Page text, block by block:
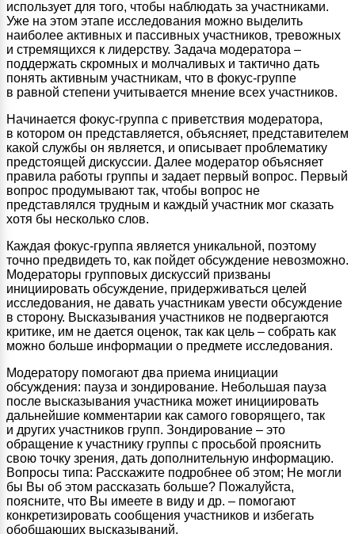
использует для того, чтобы наблюдать за участниками.
Уже на этом этапе исследования можно выделить
наиболее активных и пассивных участников, тревожных
и стремящихся к лидерству. Задача модератора –
поддержать скромных и молчаливых и тактично дать
понять активным участникам, что в фокус-группе
в равной степени учитывается мнение всех участников.
Начинается фокус-группа с приветствия модератора,
в котором он представляется, объясняет, представителем
какой службы он является, и описывает проблематику
предстоящей дискуссии. Далее модератор объясняет
правила работы группы и задает первый вопрос. Первый
вопрос продумывают так, чтобы вопрос не
представлялся трудным и каждый участник мог сказать
хотя бы несколько слов.
Каждая фокус-группа является уникальной, поэтому
точно предвидеть то, как пойдет обсуждение невозможно.
Модераторы групповых дискуссий призваны
инициировать обсуждение, придерживаться целей
исследования, не давать участникам увести обсуждение
в сторону. Высказывания участников не подвергаются
критике, им не дается оценок, так как цель – собрать как
можно больше информации о предмете исследования.
Модератору помогают два приема инициации
обсуждения: пауза и зондирование. Небольшая пауза
после высказывания участника может инициировать
дальнейшие комментарии как самого говорящего, так
и других участников групп. Зондирование – это
обращение к участнику группы с просьбой прояснить
свою точку зрения, дать дополнительную информацию.
Вопросы типа: Расскажите подробнее об этом; Не могли
бы Вы об этом рассказать больше? Пожалуйста,
поясните, что Вы имеете в виду и др. – помогают
конкретизировать сообщения участников и избегать
обобщающих высказываний.